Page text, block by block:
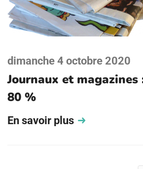
dimanche 4 octobre 2020
Journaux et magazines
80 %
En savoir plus